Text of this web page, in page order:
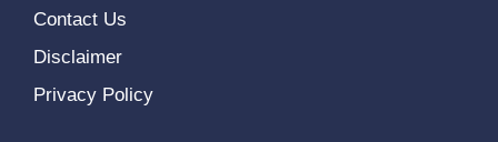
Contact Us
Disclaimer
Privacy Policy